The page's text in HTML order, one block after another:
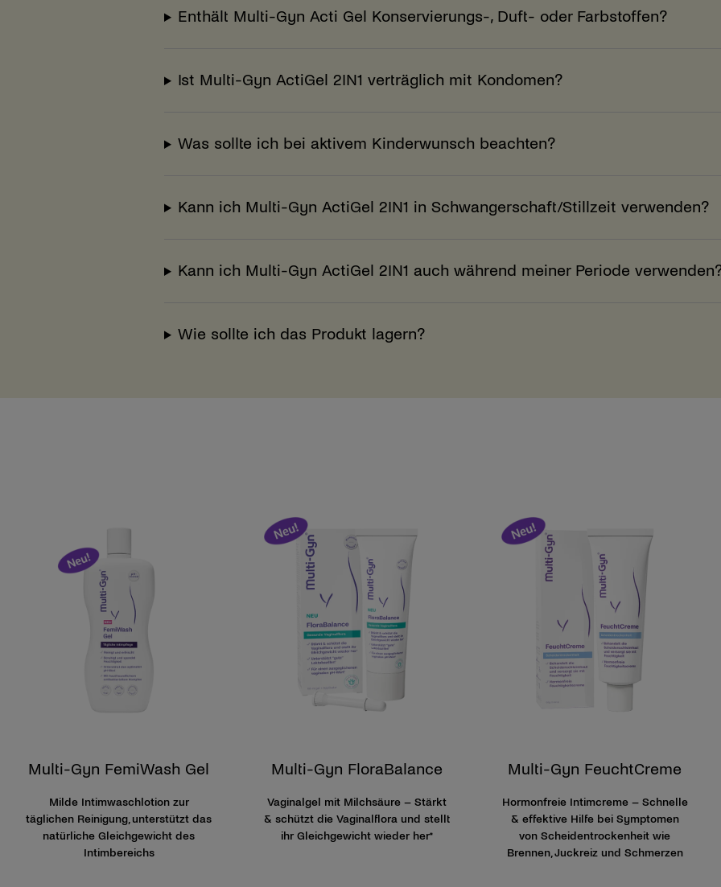
Enthält Multi-Gyn Acti Gel Konservierungs-, Duft- oder Farbstoffen?
Ist Multi-Gyn ActiGel 2IN1 verträglich mit Kondomen?
Was sollte ich bei aktivem Kinderwunsch beachten?
Kann ich Multi-Gyn ActiGel 2IN1 in Schwangerschaft/Stillzeit verwenden?
Kann ich Multi-Gyn ActiGel 2IN1 auch während meiner Periode
Wie sollte ich das Produkt lagern?
Multi-Gyn FemiWash Gel
Milde Intimwaschlotion zur
täglichen Reinigung, unterstützt das
natürliche Gleichgewicht des
Intimbereichs
Multi-Gyn FloraBalance
Vaginalgel mit Milchsäure – Stärkt
& schützt die Vaginalflora und stellt
ihr Gleichgewicht wieder her*
Multi-Gyn FeuchtCreme
Hormonfreie Intimcreme – Schnelle
& effektive Hilfe bei Symptomen
von Scheidentrockenheit wie
Brennen, Juckreiz und Schmerzen